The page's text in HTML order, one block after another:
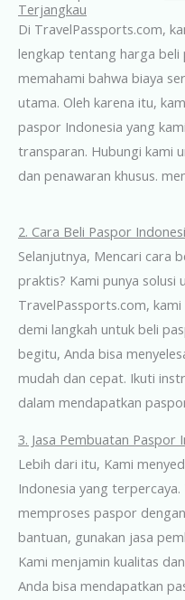
Terjangkau
Di TravelPassports.com,
lengkap tentang harga beli
memahami bahwa biaya
utama. Oleh karena itu,
paspor Indonesia yang
transparan. Hubungi kami
dan penawaran khusus.
2. Cara Beli Paspor
Selanjutnya, Mencari cara
praktis? Kami punya solusi
TravelPassports.com,
demi langkah untuk beli
begitu, Anda bisa
mudah dan cepat. Ikuti
dalam mendapatkan
3. Jasa Pembuatan Paspor
Lebih dari itu, Kami
Indonesia yang
memproses paspor
bantuan, gunakan jasa
Kami menjamin kualitas
Anda bisa mendapatkan